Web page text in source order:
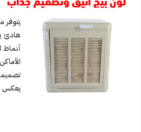
يتوفر
هادئ
أنماط
يعكس